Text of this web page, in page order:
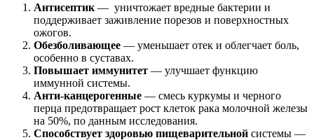
Антисептик — уничтожает вредные бактерии и
поддерживает заживление порезов и поверхностных
ожогов.
Обезболивающее — уменьшает отек и облегчает боль,
особенно в суставах.
Повышает иммунитет — улучшает функцию
иммунной системы.
Анти-канцерогенные — смесь куркумы и черного
перца предотвращает рост клеток рака молочной железы
на 50%, по данным исследования.
Способствует здоровью пищеварительной системы —